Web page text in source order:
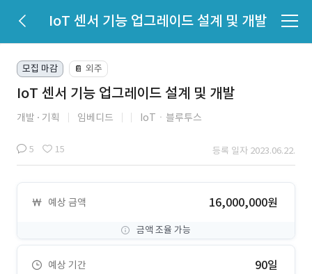
IoT 센서 기능 업그레이드 설계 및 개발
모집 마감 📔 외주
IoT 센서 기능 업그레이드 설계 및 개발
개발 기획 임베디드 IoTㆍ블루투스
5 15 등록 일자 2023.06.22.
예상 금액 16,000,000원
금액 조율 가능
예상 기간 90일